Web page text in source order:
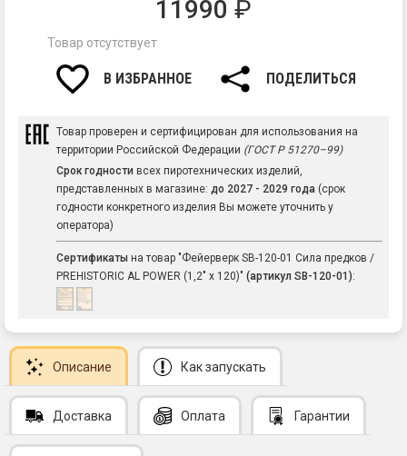
11990 ₽
Товар отсутствует
В ИЗБРАННОЕ ПОДЕЛИТЬСЯ
Товар проверен и сертифицирован для использования на
территории Российской Федерации (ГОСТ Р 51270–99)
Срок годности всех пиротехнических изделий,
представленных в магазине: до 2027 - 2029 года (срок
годности конкретного изделия Вы можете уточнить у
оператора)
Сертификаты на товар "Фейерверк SB-120-01 Сила предков /
PREHISTORIC AL POWER (1,2" х 120)" (артикул SB-120-01):
Описание Как запускать
Доставка Оплата Гарантии